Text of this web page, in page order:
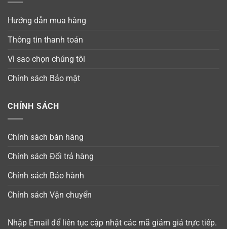
Hướng dẫn mua hàng
Thông tin thanh toán
Vì sao chọn chúng tôi
Chính sách Bảo mật
CHÍNH SÁCH
Chính sách bán hàng
Chính sách Đổi trả hàng
Chính sách Bảo hành
Chính sách Vận chuyển
Nhập Email để liên tục cập nhật các mã giảm giá trực tiếp.